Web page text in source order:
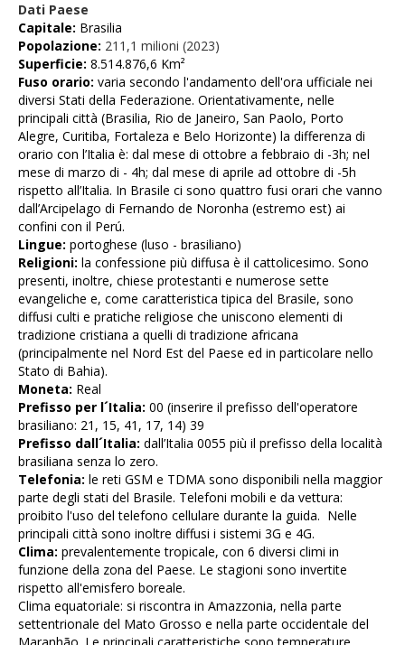
Dati Paese
Capitale: Brasilia
Popolazione: 211,1 milioni (2023)
Superficie: 8.514.876,6 Km²
Fuso orario: varia secondo l'andamento dell'ora ufficiale nei
diversi Stati della Federazione. Orientativamente, nelle
principali città (Brasilia, Rio de Janeiro, San Paolo, Porto
Alegre, Curitiba, Fortaleza e Belo Horizonte) la differenza di
orario con l’Italia è: dal mese di ottobre a febbraio di -3h; nel
mese di marzo di - 4h; dal mese di aprile ad ottobre di -5h
rispetto all’Italia. In Brasile ci sono quattro fusi orari che vanno
dall’Arcipelago di Fernando de Noronha (estremo est) ai
confini con il Perú.
Lingue: portoghese (luso - brasiliano)
Religioni: la confessione più diffusa è il cattolicesimo. Sono
presenti, inoltre, chiese protestanti e numerose sette
evangeliche e, come caratteristica tipica del Brasile, sono
diffusi culti e pratiche religiose che uniscono elementi di
tradizione cristiana a quelli di tradizione africana
(principalmente nel Nord Est del Paese ed in particolare nello
Stato di Bahia).
Moneta: Real
Prefisso per l´Italia: 00 (inserire il prefisso dell'operatore
brasiliano: 21, 15, 41, 17, 14) 39
Prefisso dall´Italia: dall’Italia 0055 più il prefisso della località
brasiliana senza lo zero.
Telefonia: le reti GSM e TDMA sono disponibili nella maggior
parte degli stati del Brasile. Telefoni mobili e da vettura:
proibito l'uso del telefono cellulare durante la guida. Nelle
principali città sono inoltre diffusi i sistemi 3G e 4G.
Clima: prevalentemente tropicale, con 6 diversi climi in
funzione della zona del Paese. Le stagioni sono invertite
rispetto all'emisfero boreale.
Clima equatoriale: si riscontra in Amazzonia, nella parte
settentrionale del Mato Grosso e nella parte occidentale del